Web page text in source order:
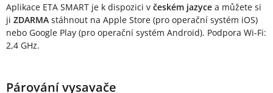
Aplikace ETA SMART je k dispozici v českém jazyce a můžete si
ji ZDARMA stáhnout na Apple Store (pro operační systém iOS)
nebo Google Play (pro operační systém Android). Podpora Wi-Fi:
2,4 GHz.
Párování vysavače